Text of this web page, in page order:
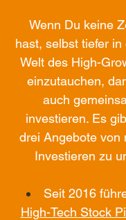
Wenn Du keine
hast, selbst tiefer
Welt des High-
einzutauchen,
auch
investieren. Es
drei Angebote von
Investieren zu
Seit 2016
High-Tech Stock